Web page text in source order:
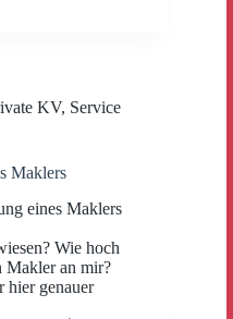
KV, Service
Maklers
eines Maklers
Wie hoch
Makler an mir?
hier genauer